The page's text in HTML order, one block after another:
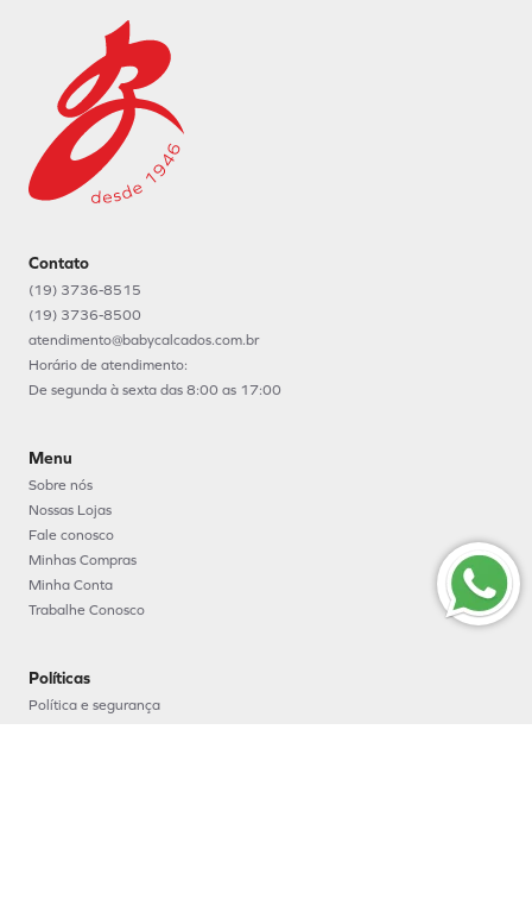
Contato
(19) 3736-8515
(19) 3736-8500
atendimento@babycalcados.com.br
Horário de atendimento:
De segunda à sexta das 8:00 as 17:00
Menu
Sobre nós
Nossas Lojas
Fale conosco
Minhas Compras
Minha Conta
Trabalhe Conosco
Políticas
Política e segurança